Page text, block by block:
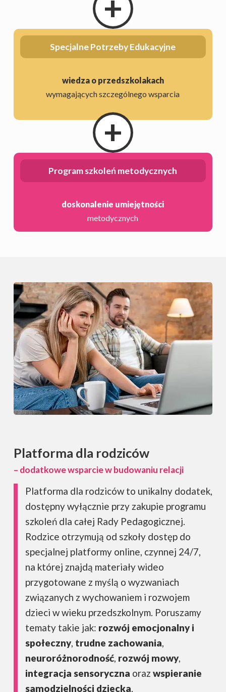
Specjalne Potrzeby Edukacyjne
wiedza o przedszkolakach
wymagających szczególnego wsparcia
+
Program szkoleń metodycznych
doskonalenie umiejętności
metodycznych
Platforma dla rodziców
– dodatkowe wsparcie w budowaniu relacji
Platforma dla rodziców to unikalny dodatek,
dostępny wyłącznie przy zakupie programu
szkoleń dla całej Rady Pedagogicznej.
Rodzice otrzymują od szkoły dostęp do
specjalnej platformy online, czynnej 24/7,
na której znajdą materiały wideo
przygotowane z myślą o wyzwaniach
związanych z wychowaniem i rozwojem
dzieci w wieku przedszkolnym. Poruszamy
tematy takie jak: rozwój emocjonalny i
społeczny, trudne zachowania,
neuroróżnorodność, rozwój mowy,
integracja sensoryczna oraz wspieranie
samodzielności dziecka.